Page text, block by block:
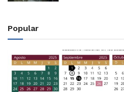
Popular